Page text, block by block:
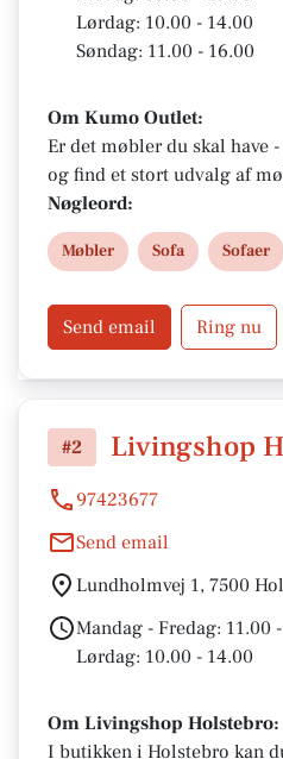
Lørdag: 10.00 - 14.00
Søndag: 11.00 - 16.00
Om Kumo Outlet:
Er det møbler du skal have
og find et stort udvalg af
Nøgleord:
Møbler Sofa Sofaer
Send email Ring nu
#2 Livingshop
97423677
Send email
Lundholmvej 1, 7500
Mandag - Fredag: 11.00
Lørdag: 10.00 - 14.00
Om Livingshop Holstebro:
I butikken i Holstebro kan